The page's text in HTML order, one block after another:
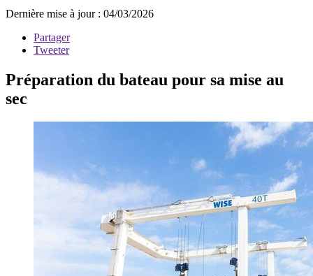
Dernière mise à jour : 04/03/2026
Partager
Tweeter
Préparation du bateau pour sa mise au
sec